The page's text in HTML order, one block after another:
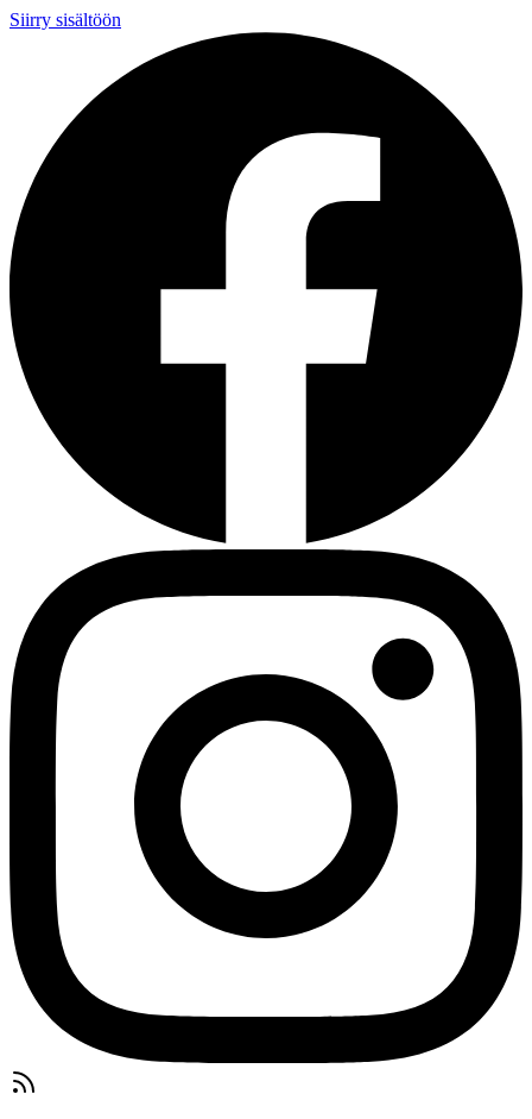
Siirry sisältöön